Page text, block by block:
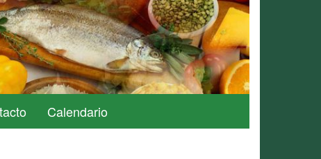
Calendario